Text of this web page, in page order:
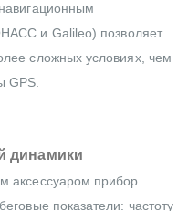
и Galileo) позволяет
сложных условиях, чем
GPS.
динамики
аксессуаром прибор
показатели: частоту